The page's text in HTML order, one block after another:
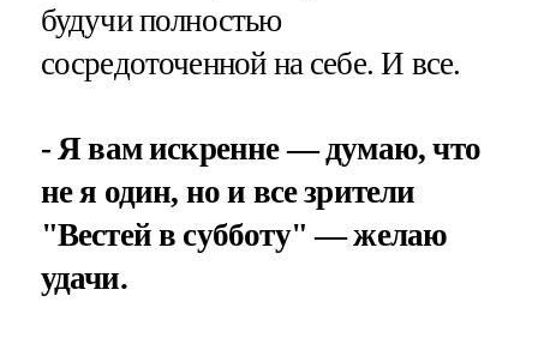
будучи полностью
сосредоточенной на себе. И все.
- Я вам искренне — думаю, что
не я один, но и все зрители
"Вестей в субботу" — желаю
удачи.